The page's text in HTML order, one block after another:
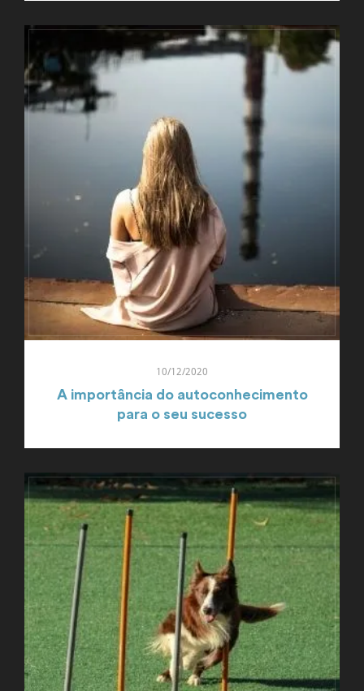
10/12/2020
A importância do autoconhecimento
para o seu sucesso